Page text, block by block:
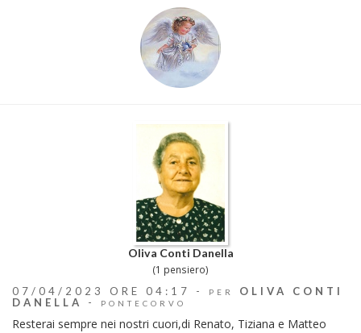
Oliva Conti Danella
(1 pensiero)
07/04/2023 ORE 04:17 - PER
OLIVA CONTI
DANELLA
- PONTECORVO
Resterai sempre nei nostri cuori,di Renato, Tiziana e Matteo